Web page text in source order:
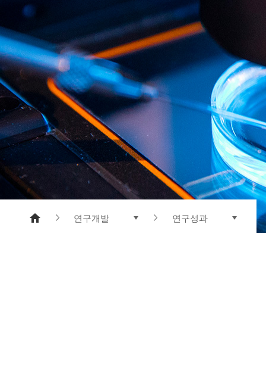
탄소섬유
수처리필터
수지케미칼
원면
원사
스펀본드 부직포
메타아라미드
폴리에스터 수지
사업장 소개
연구개발 연구성과